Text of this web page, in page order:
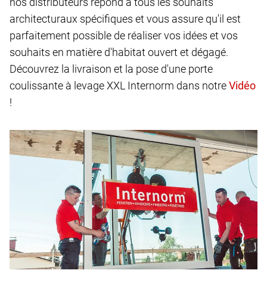
architecturaux spécifiques et vous assure qu'il est
parfaitement possible de réaliser vos idées et vos
souhaits en matière d'habitat ouvert et dégagé.
Découvrez la livraison et la pose d'une porte
coulissante à levage XXL Internorm dans notre
!